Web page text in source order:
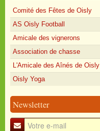
Comité des Fêtes de Oisly
AS Oisly Football
Amicale des vignerons
Association de chasse
L'Amicale des Aînés de Oisly
Oisly Yoga
Newsletter